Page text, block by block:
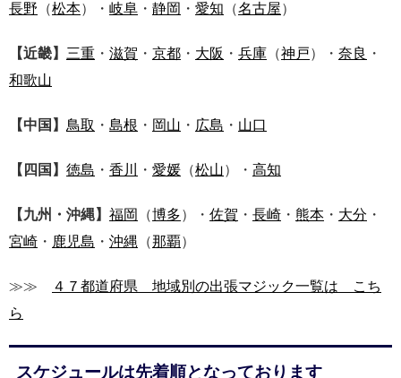
長野 （松本）・ 岐阜 ・ 静岡 ・ 愛知 （名古屋）
【近畿】 三重 ・ 滋賀 ・ 京都 ・ 大阪 ・ 兵庫 （神戸）・ 奈良 ・
和歌山
【中国】 鳥取 ・ 島根 ・ 岡山 ・ 広島 ・ 山口
【四国】 徳島 ・ 香川 ・ 愛媛 （松山）・ 高知
【九州・沖縄】 福岡 （博多）・ 佐賀 ・ 長崎 ・ 熊本 ・ 大分 ・
宮崎 ・ 鹿児島 ・ 沖縄 （那覇）
≫≫
４７都道府県 地域別の出張マジック一覧は こち
ら
スケジュールは先着順となっております